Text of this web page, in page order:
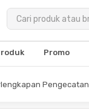
Promo
Pengecatan